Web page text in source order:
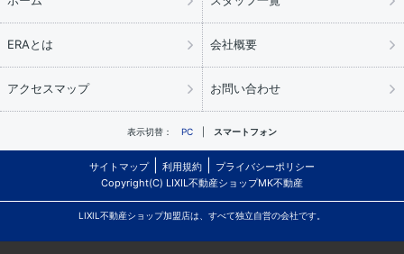
ERAとは 会社概要
アクセスマップ お問い合わせ
表示切替： PC スマートフォン
サイトマップ 利用規約
プライバシーポリシー
Copyright(C) LIXIL不動産ショップMK不動産
LIXIL不動産ショップ加盟店は、すべて独立自営の会社です。